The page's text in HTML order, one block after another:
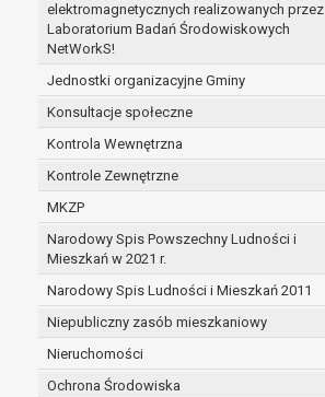
elektromagnetycznych realizowanych przez
Laboratorium Badań Środowiskowych
NetWorkS!
Jednostki organizacyjne Gminy
Konsultacje społeczne
Kontrola Wewnętrzna
Kontrole Zewnętrzne
MKZP
Narodowy Spis Powszechny Ludności i
Mieszkań w 2021 r.
Narodowy Spis Ludności i Mieszkań 2011
Niepubliczny zasób mieszkaniowy
Nieruchomości
Ochrona Środowiska